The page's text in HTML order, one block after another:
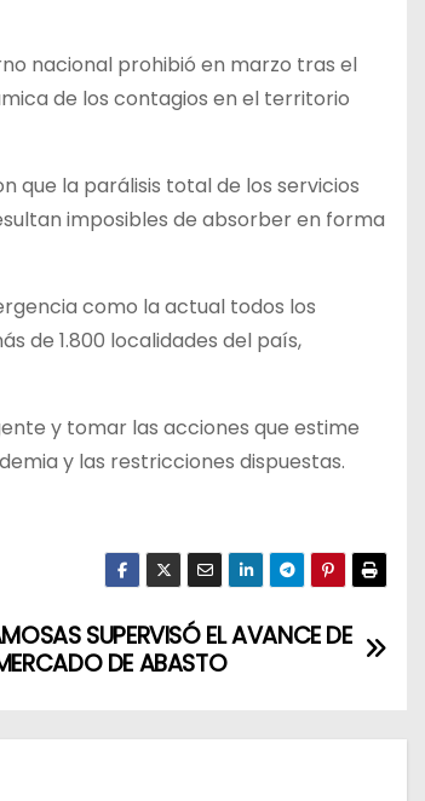
nacional prohibió en marzo tras el
de los contagios en el territorio
que la parálisis total de los servicios
imposibles de absorber en forma
como la actual todos los
de 1.800 localidades del país,
y tomar las acciones que estime
y las restricciones dispuestas.
SUPERVISÓ EL AVANCE DE
DE ABASTO